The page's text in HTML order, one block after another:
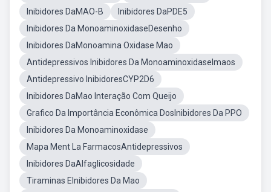
Inibidores DaMAO-B
Inibidores DaPDE5
Inibidores Da MonoaminoxidaseDesenho
Inibidores DaMonoamina Oxidase Mao
Antidepressivos Inibidores Da MonoaminoxidaseImaos
Antidepressivo InibidoresCYP2D6
Inibidores DaMao Interação Com Queijo
Grafico Da Importância Econômica DosInibidores Da PPO
Inibidores Da Monoaminoxidase
Mapa Ment La FarmacosAntidepressivos
Inibidores DaAlfaglicosidade
Tiraminas EInibidores Da Mao